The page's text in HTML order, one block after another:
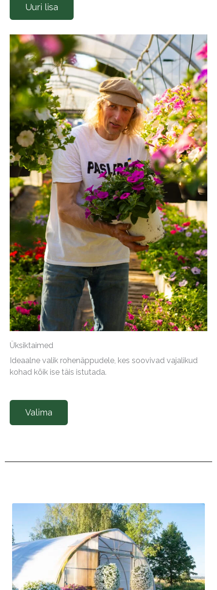
Uuri lisa
Üksiktaimed
Ideaalne valik rohenäppudele, kes soovivad vajalikud
kohad kõik ise täis istutada.
Valima